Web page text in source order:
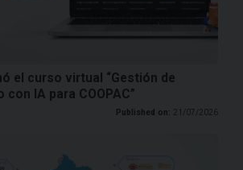
el curso virtual “Gestión de
IA para COOPAC”
Published on: 21/07/2026